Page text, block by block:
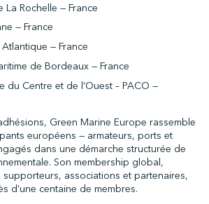
La Rochelle — France
— France
— France
de Bordeaux — France
du Centre et de l’Ouest – PACO —
Green Marine Europe rassemble
européens — armateurs, ports et
dans une démarche structurée de
Son membership global,
associations et partenaires,
d’une centaine de membres.